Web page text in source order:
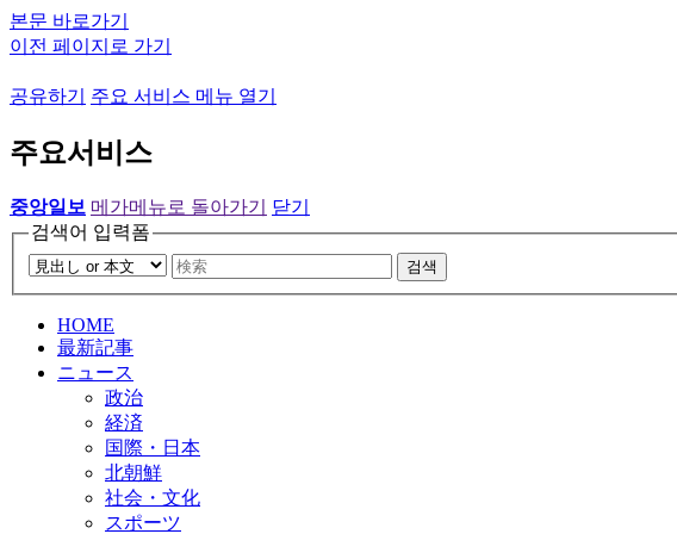
본문 바로가기
이전 페이지로 가기
공유하기 주요 서비스 메뉴 열기
주요서비스
중앙일보 메가메뉴로 돌아가기
닫기
검색어 입력폼
검색
HOME
最新記事
ニュース
政治
経済
国際・日本
北朝鮮
社会・文化
スポーツ